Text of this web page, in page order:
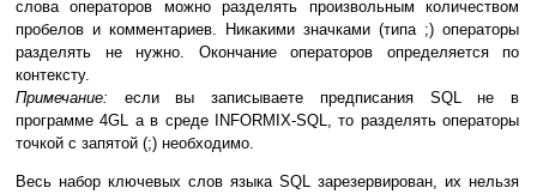
слова операторов можно разделять произвольным количеством
пробелов и комментариев. Никакими значками (типа ;) операторы
разделять не нужно. Окончание операторов определяется по
контексту.
Примечание: если вы записываете предписания SQL не в
программе 4GL а в среде INFORMIX-SQL, то разделять операторы
точкой с запятой (;) необходимо.
Весь набор ключевых слов языка SQL зарезервирован, их нельзя